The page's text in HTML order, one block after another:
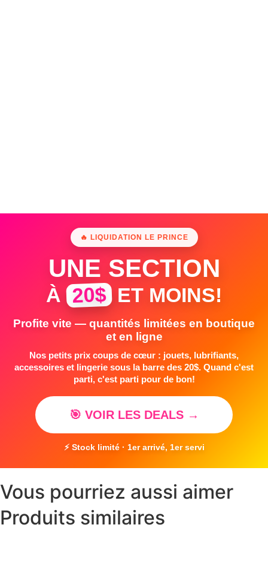
🔥 LIQUIDATION LE PRINCE
UNE SECTION
À 20$ ET MOINS!
Profite vite — quantités limitées en boutique
et en ligne
Nos petits prix coups de cœur : jouets, lubrifiants,
accessoires et lingerie sous la barre des 20$. Quand c'est
parti, c'est parti pour de bon!
🎯 VOIR LES DEALS →
⚡ Stock limité · 1er arrivé, 1er servi
Vous pourriez aussi aimer
Produits similaires